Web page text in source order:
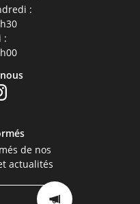
:
:
de nos
actualités